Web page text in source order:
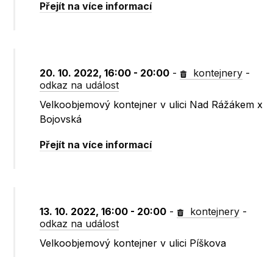
Přejít na více informací
20. 10. 2022, 16:00 - 20:00 - kontejnery -
odkaz na událost
Velkoobjemový kontejner v ulici Nad Rážákem x
Bojovská
Přejít na více informací
13. 10. 2022, 16:00 - 20:00 - kontejnery -
odkaz na událost
Velkoobjemový kontejner v ulici Píškova